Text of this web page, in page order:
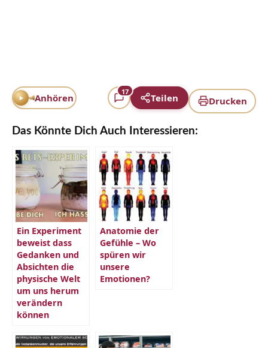
Drucken
Anhören
17
Teilen
Das Könnte Dich Auch Interessieren:
Ein Experiment
beweist dass
Gedanken und
Absichten die
physische Welt
um uns herum
verändern
können
Anatomie der
Gefühle – Wo
spüren wir
unsere
Emotionen?